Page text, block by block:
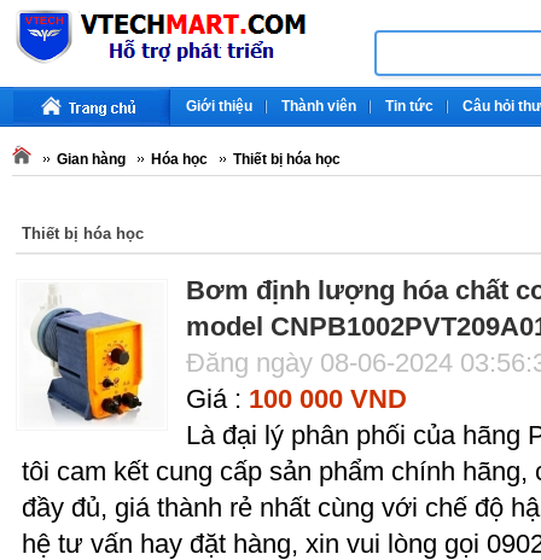
Giới thiệu Thành viên Tin tức Câu hỏi
Gian hàng Hóa học Thiết bị hóa học
Thiết bị hóa học
Bơm định lượng hóa chất
model
Đăng ngày 08-06-2024
Giá : 100 000 VND
Là đại lý phân phối của hãng
tôi cam kết cung cấp sản phẩm chính
đầy đủ, giá thành rẻ nhất cùng với chế độ
hệ tư vấn hay đặt hàng, xin vui lòng gọi